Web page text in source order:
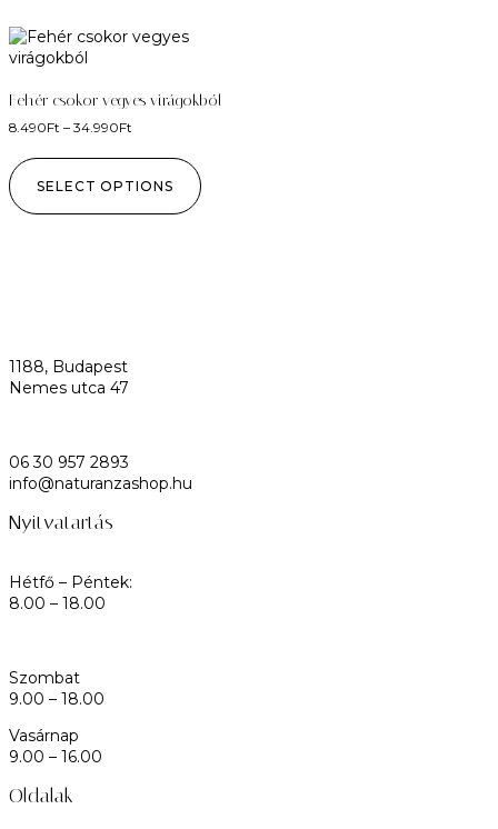
Fehér csokor vegyes virágokból
8.490Ft – 34.990Ft
SELECT OPTIONS
1188, Budapest
Nemes utca 47
06 30 957 2893
info@naturanzashop.hu
Nyitvatartás
Hétfő – Péntek:
8.00 – 18.00
Szombat
9.00 – 18.00
Vasárnap
9.00 – 16.00
Oldalak